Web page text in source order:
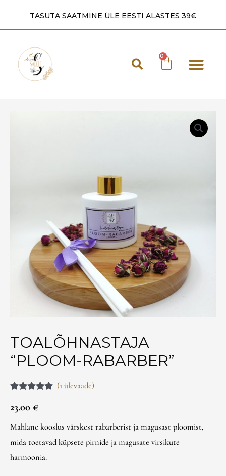
TASUTA SAATMINE ÜLE EESTI ALASTES 39€
TOALÕHNASTAJA
“PLOOM-RABARBER”
5.00/5 kliendi
hinnangu
põhjal
(1ülevaade)
23.00 €
Mahlane kooslus värskest rabarberist ja magusast ploomist,
mida toetavad küpsete pirnide ja magusate virsikute
harmoonia.